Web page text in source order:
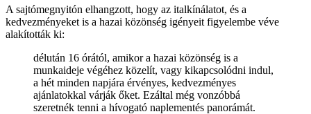
A sajtómegnyitón elhangzott, hogy az italkínálatot, és a
kedvezményeket is a hazai közönség igényeit figyelembe véve
alakították ki:
délután 16 órától, amikor a hazai közönség is a
munkaideje végéhez közelít, vagy kikapcsolódni indul,
a hét minden napjára érvényes, kedvezményes
ajánlatokkal várják őket. Ezáltal még vonzóbbá
szeretnék tenni a hívogató naplementés panorámát.